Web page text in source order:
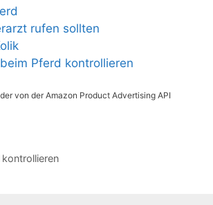
rufen sollten
Pferd kontrollieren
von der Amazon Product Advertising API